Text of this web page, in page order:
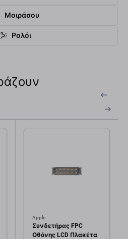
Μοιράσου
Ρολόι
Apple
Συνδετήρας FPC
Οθόνης LCD Πλακέτα